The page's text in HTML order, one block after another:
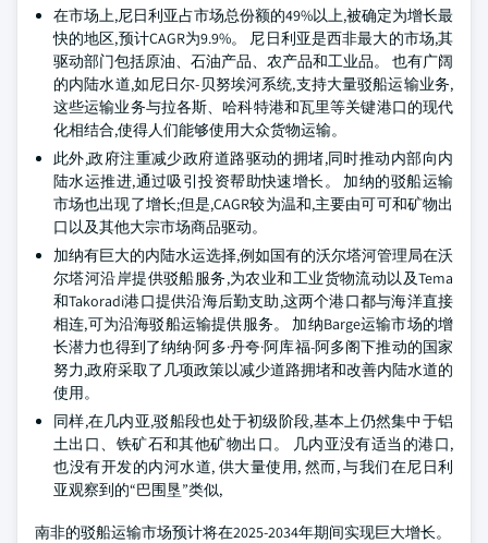
在市场上,尼日利亚占市场总份额的49%以上,被确定为增长最
快的地区,预计CAGR为9.9%。 尼日利亚是西非最大的市场,其
驱动部门包括原油、石油产品、农产品和工业品。 也有广阔
的内陆水道,如尼日尔-贝努埃河系统,支持大量驳船运输业务,
这些运输业务与拉各斯、哈科特港和瓦里等关键港口的现代
化相结合,使得人们能够使用大众货物运输。
此外,政府注重减少政府道路驱动的拥堵,同时推动内部向内
陆水运推进,通过吸引投资帮助快速增长。 加纳的驳船运输
市场也出现了增长;但是,CAGR较为温和,主要由可可和矿物出
口以及其他大宗市场商品驱动。
加纳有巨大的内陆水运选择,例如国有的沃尔塔河管理局在沃
尔塔河沿岸提供驳船服务,为农业和工业货物流动以及Tema
和Takoradi港口提供沿海后勤支助,这两个港口都与海洋直接
相连,可为沿海驳船运输提供服务。 加纳Barge运输市场的增
长潜力也得到了纳纳·阿多·丹夸·阿库福-阿多阁下推动的国家
努力,政府采取了几项政策以减少道路拥堵和改善内陆水道的
使用。
同样,在几内亚,驳船段也处于初级阶段,基本上仍然集中于铝
土出口、铁矿石和其他矿物出口。 几内亚没有适当的港口,
也没有开发的内河水道, 供大量使用, 然而, 与我们在尼日利
亚观察到的“巴围垦”类似,
南非的驳船运输市场预计将在2025-2034年期间实现巨大增长。